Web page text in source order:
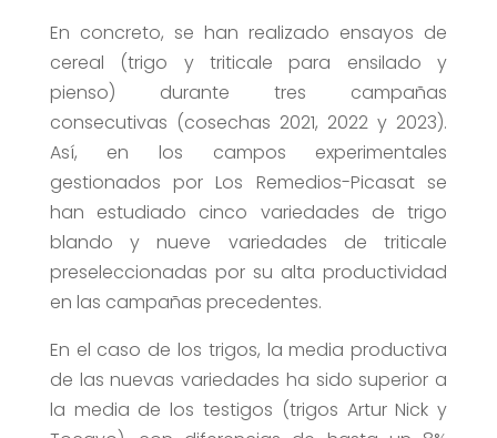
En concreto, se han realizado ensayos de
cereal (trigo y triticale para ensilado y
pienso) durante tres campañas
consecutivas (cosechas 2021, 2022 y 2023).
Así, en los campos experimentales
gestionados por Los Remedios-Picasat se
han estudiado cinco variedades de trigo
blando y nueve variedades de triticale
preseleccionadas por su alta productividad
en las campañas precedentes.
En el caso de los trigos, la media productiva
de las nuevas variedades ha sido superior a
la media de los testigos (trigos Artur Nick y